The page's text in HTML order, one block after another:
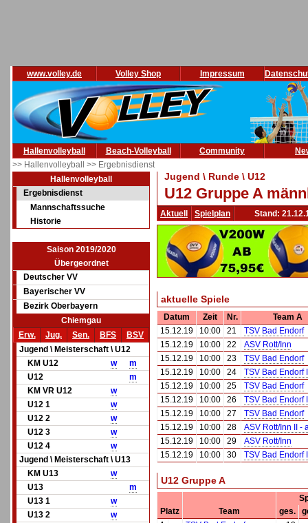
www.volley.de Volley Shop Impressum
Hallenvolleyball Beach-Volleyball Community
>> Hallenvolleyball >> Ergebnisdienst
Hallenvolleyball
Ergebnisdienst
Mannschaftssuche
Historie
Saison 2019/2020
Übergeordnet
Deutscher VV
Bayerischer VV
Bezirk Oberbayern
Chiemgau
Erw.
Jug. Sen. BFS
BSV
Jugend \ Meisterschaft \ U12
KM U12
w
m
U12
m
KM VR U12
w
U12 1
w
U12 2
w
U12 3
w
U12 4
w
Jugend \ Meisterschaft \ U13
KM U13
w
U13
m
U13 1
w
U13 2
w
Jugend \ Runde \ U12
U12 Gruppe A
Aktuell Spielplan Stand:
aktuelle Spiele
Datum Zeit Nr.
Team A
15.12.19
10:00 21
TSV Bad Endorf
15.12.19
10:00 22
ASV Rott/Inn
15.12.19
10:00 23
TSV Bad Endorf
15.12.19
10:00 24
TSV Bad Endorf
15.12.19
10:00 25
TSV Bad Endorf
15.12.19
10:00 26
TSV Bad Endorf
15.12.19
10:00 27
TSV Bad Endorf
15.12.19
10:00 28
ASV Rott/Inn II -
15.12.19
10:00 29
ASV Rott/Inn
15.12.19
10:00 30 TSV Bad Endorf
U12 Gruppe A
Platz
Team ges.